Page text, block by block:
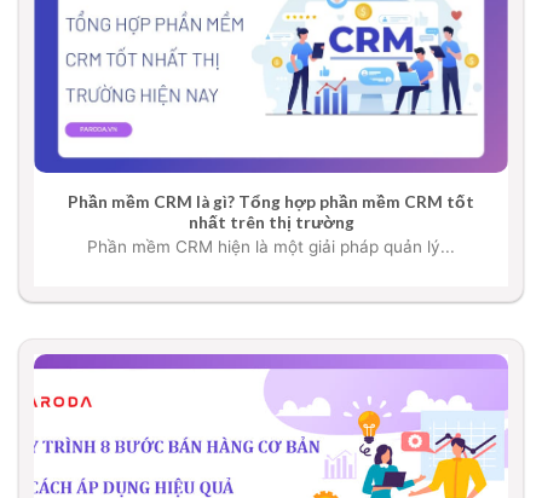
Phần mềm CRM là gì? Tổng hợp phần mềm CRM tốt
nhất trên thị trường
Phần mềm CRM hiện là một giải pháp quản lý...